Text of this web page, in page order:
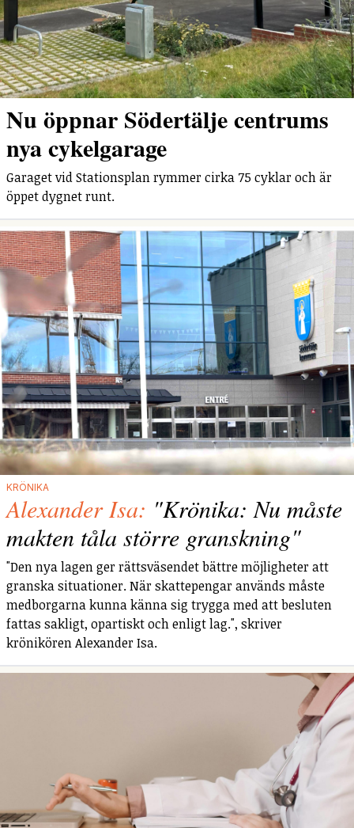
Nu öppnar Södertälje centrums
nya cykelgarage
Garaget vid Stationsplan rymmer cirka 75 cyklar och är
öppet dygnet runt.
KRÖNIKA
Alexander Isa: "Krönika: Nu måste
makten tåla större granskning"
"Den nya lagen ger rättsväsendet bättre möjligheter att
granska situationer. När skattepengar används måste
medborgarna kunna känna sig trygga med att besluten
fattas sakligt, opartiskt och enligt lag.", skriver
krönikören Alexander Isa.